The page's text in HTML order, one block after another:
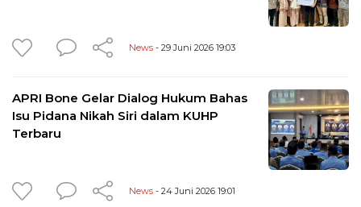
News - 29 Juni 2026 19:03
APRI Bone Gelar Dialog Hukum Bahas
Isu Pidana Nikah Siri dalam KUHP
Terbaru
News - 24 Juni 2026 19:01